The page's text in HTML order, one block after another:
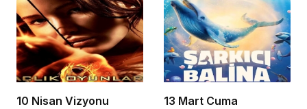
10 Nisan Vizyonu
13 Mart Cuma